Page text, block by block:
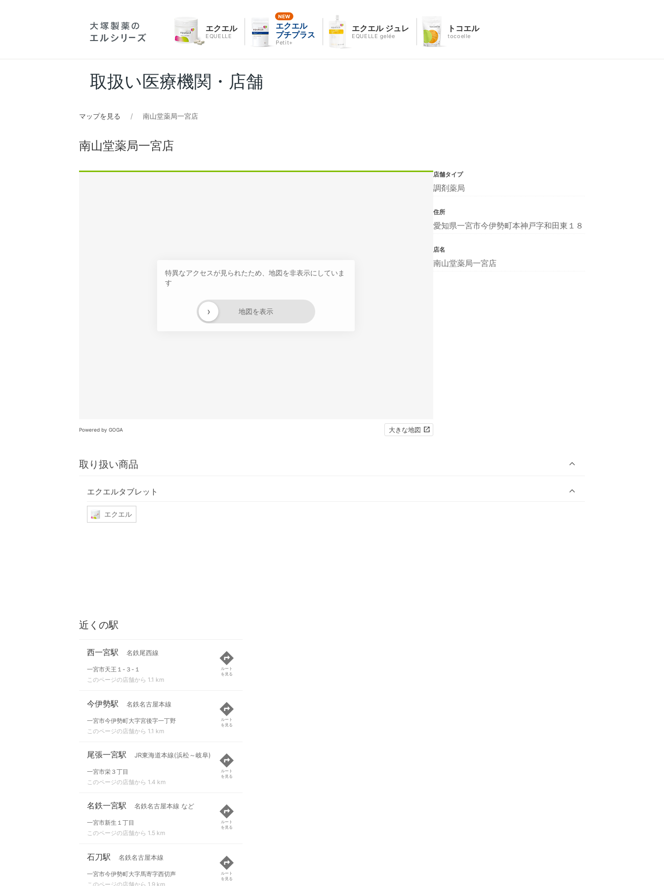
エクエル
EQUELLE
エクエル
プチプラス
Petit+
エクエル ジュレ
EQUELLE gelée
トコエル
tocoelle
取扱い医療機関・店舗
マップを見る 南山堂薬局一宮店
南山堂薬局一宮店
特異なアクセスが見られたため、地図を非表示にしていま
す
地図を表示
›
Powered by GOGA 大きな地図
取り扱い商品
エクエルタブレット
エクエル
店舗タイプ
調剤薬局
住所
愛知県一宮市今伊勢町本神戸字和田東１８
店名
南山堂薬局一宮店
近くの駅
西一宮駅 名鉄尾西線
一宮市天王１-３-１
このページの店舗から 1.1 km
ルート
を見る
今伊勢駅 名鉄名古屋本線
一宮市今伊勢町大字宮後字一丁野
このページの店舗から 1.1 km
ルート
を見る
尾張一宮駅 JR東海道本線(浜松～岐阜)
一宮市栄３丁目
このページの店舗から 1.4 km
ルート
を見る
名鉄一宮駅 名鉄名古屋本線 など
一宮市新生１丁目
このページの店舗から 1.5 km
ルート
を見る
石刀駅 名鉄名古屋本線
一宮市今伊勢町大字馬寄字西切声
このページの店舗から 1.9 km
ルート
を見る